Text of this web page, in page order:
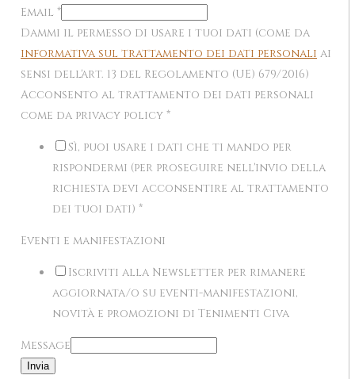
Email *
Dammi il permesso di usare i tuoi dati (come da
informativa sul trattamento dei dati personali ai
sensi dell'art. 13 del Regolamento (UE) 679/2016)
Acconsento al trattamento dei dati personali
come da privacy policy *
Sì, puoi usare i dati che ti mando per
rispondermi (per proseguire nell'invio della
richiesta devi acconsentire al trattamento
dei tuoi dati) *
Eventi e manifestazioni
Iscriviti alla Newsletter per rimanere
aggiornata/o su eventi-manifestazioni,
novità e promozioni di Tenimenti Civa
Message
Invia